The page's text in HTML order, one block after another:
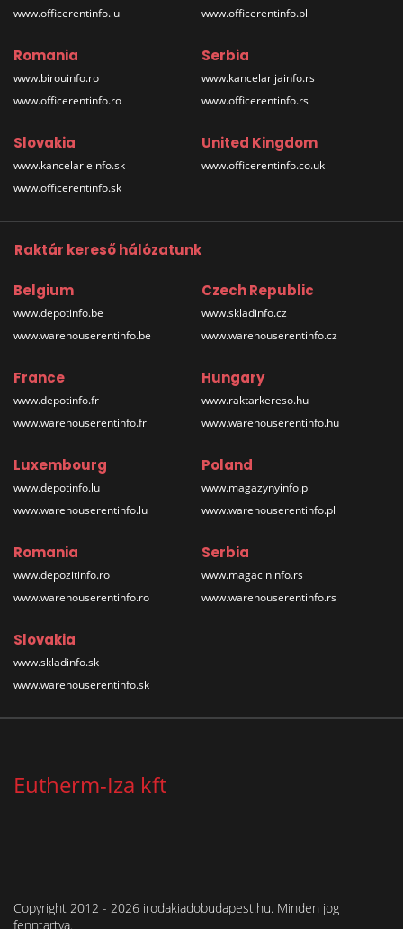
www.officerentinfo.lu
www.officerentinfo.pl
Romania
www.birouinfo.ro
www.officerentinfo.ro
Serbia
www.kancelarijainfo.rs
www.officerentinfo.rs
Slovakia
www.kancelarieinfo.sk
www.officerentinfo.sk
United Kingdom
www.officerentinfo.co.uk
Raktár kereső hálózatunk
Belgium
www.depotinfo.be
www.warehouserentinfo.be
Czech Republic
www.skladinfo.cz
www.warehouserentinfo.cz
France
www.depotinfo.fr
www.warehouserentinfo.fr
Hungary
www.raktarkereso.hu
www.warehouserentinfo.hu
Luxembourg
www.depotinfo.lu
www.warehouserentinfo.lu
Poland
www.magazynyinfo.pl
www.warehouserentinfo.pl
Romania
www.depozitinfo.ro
www.warehouserentinfo.ro
Serbia
www.magacininfo.rs
www.warehouserentinfo.rs
Slovakia
www.skladinfo.sk
www.warehouserentinfo.sk
Eutherm-Iza kft
Copyright 2012 - 2026 irodakiadobudapest.hu. Minden jog
fenntartva.